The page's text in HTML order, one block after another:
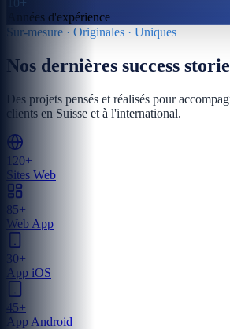
10+
Années d'expérience
Sur-mesure · Originales · Uniques
Nos dernières success
Des projets pensés et réalisés pour
clients en Suisse et à l'international.
120+
Sites Web
85+
Web App
30+
App iOS
45+
App Android